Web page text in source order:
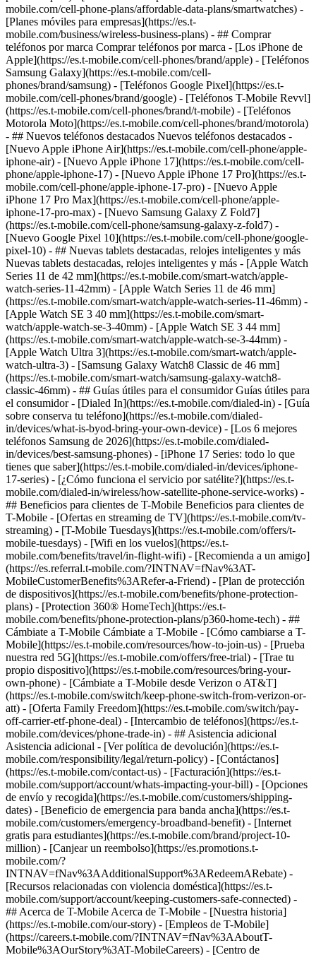
mobile.com/cell-phone-plans/affordable-data-plans/smartwatches) -
[Planes móviles para empresas](https://es.t-
mobile.com/business/wireless-business-plans) - ## Comprar
teléfonos por marca Comprar teléfonos por marca - [Los iPhone de
Apple](https://es.t-mobile.com/cell-phones/brand/apple) - [Teléfonos
Samsung Galaxy](https://es.t-mobile.com/cell-
phones/brand/samsung) - [Teléfonos Google Pixel](https://es.t-
mobile.com/cell-phones/brand/google) - [Teléfonos T-Mobile Revvl]
(https://es.t-mobile.com/cell-phones/brand/t-mobile) - [Teléfonos
Motorola Moto](https://es.t-mobile.com/cell-phones/brand/motorola)
- ## Nuevos teléfonos destacados Nuevos teléfonos destacados -
[Nuevo Apple iPhone Air](https://es.t-mobile.com/cell-phone/apple-
iphone-air) - [Nuevo Apple iPhone 17](https://es.t-mobile.com/cell-
phone/apple-iphone-17) - [Nuevo Apple iPhone 17 Pro](https://es.t-
mobile.com/cell-phone/apple-iphone-17-pro) - [Nuevo Apple
iPhone 17 Pro Max](https://es.t-mobile.com/cell-phone/apple-
iphone-17-pro-max) - [Nuevo Samsung Galaxy Z Fold7]
(https://es.t-mobile.com/cell-phone/samsung-galaxy-z-fold7) -
[Nuevo Google Pixel 10](https://es.t-mobile.com/cell-phone/google-
pixel-10) - ## Nuevas tablets destacadas, relojes inteligentes y más
Nuevas tablets destacadas, relojes inteligentes y más - [Apple Watch
Series 11 de 42 mm](https://es.t-mobile.com/smart-watch/apple-
watch-series-11-42mm) - [Apple Watch Series 11 de 46 mm]
(https://es.t-mobile.com/smart-watch/apple-watch-series-11-46mm) -
[Apple Watch SE 3 40 mm](https://es.t-mobile.com/smart-
watch/apple-watch-se-3-40mm) - [Apple Watch SE 3 44 mm]
(https://es.t-mobile.com/smart-watch/apple-watch-se-3-44mm) -
[Apple Watch Ultra 3](https://es.t-mobile.com/smart-watch/apple-
watch-ultra-3) - [Samsung Galaxy Watch8 Classic de 46 mm]
(https://es.t-mobile.com/smart-watch/samsung-galaxy-watch8-
classic-46mm) - ## Guías útiles para el consumidor Guías útiles para
el consumidor - [Dialed In](https://es.t-mobile.com/dialed-in) - [Guía
sobre conserva tu teléfono](https://es.t-mobile.com/dialed-
in/devices/what-is-byod-bring-your-own-device) - [Los 6 mejores
teléfonos Samsung de 2026](https://es.t-mobile.com/dialed-
in/devices/best-samsung-phones) - [iPhone 17 Series: todo lo que
tienes que saber](https://es.t-mobile.com/dialed-in/devices/iphone-
17-series) - [¿Cómo funciona el servicio por satélite?](https://es.t-
mobile.com/dialed-in/wireless/how-satellite-phone-service-works) -
## Beneficios para clientes de T-Mobile Beneficios para clientes de
T-Mobile - [Ofertas en streaming de TV](https://es.t-mobile.com/tv-
streaming) - [T-Mobile Tuesdays](https://es.t-mobile.com/offers/t-
mobile-tuesdays) - [Wifi en los vuelos](https://es.t-
mobile.com/benefits/travel/in-flight-wifi) - [Recomienda a un amigo]
(https://es.referral.t-mobile.com/?INTNAV=fNav%3AT-
MobileCustomerBenefits%3ARefer-a-Friend) - [Plan de protección
de dispositivos](https://es.t-mobile.com/benefits/phone-protection-
plans) - [Protection 360® HomeTech](https://es.t-
mobile.com/benefits/phone-protection-plans/p360-home-tech) - ##
Cámbiate a T-Mobile Cámbiate a T-Mobile - [Cómo cambiarse a T-
Mobile](https://es.t-mobile.com/resources/how-to-join-us) - [Prueba
nuestra red 5G](https://es.t-mobile.com/offers/free-trial) - [Trae tu
propio dispositivo](https://es.t-mobile.com/resources/bring-your-
own-phone) - [Cámbiate a T-Mobile desde Verizon o AT&T]
(https://es.t-mobile.com/switch/keep-phone-switch-from-verizon-or-
att) - [Oferta Family Freedom](https://es.t-mobile.com/switch/pay-
off-carrier-etf-phone-deal) - [Intercambio de teléfonos](https://es.t-
mobile.com/devices/phone-trade-in) - ## Asistencia adicional
Asistencia adicional - [Ver política de devolución](https://es.t-
mobile.com/responsibility/legal/return-policy) - [Contáctanos]
(https://es.t-mobile.com/contact-us) - [Facturación](https://es.t-
mobile.com/support/account/whats-impacting-your-bill) - [Opciones
de envío y recogida](https://es.t-mobile.com/customers/shipping-
dates) - [Beneficio de emergencia para banda ancha](https://es.t-
mobile.com/customers/emergency-broadband-benefit) - [Internet
gratis para estudiantes](https://es.t-mobile.com/brand/project-10-
million) - [Canjear un reembolso](https://es.promotions.t-
mobile.com/?
INTNAV=fNav%3AAdditionalSupport%3ARedeemARebate) -
[Recursos relacionadas con violencia doméstica](https://es.t-
mobile.com/support/account/keeping-customers-safe-connected) -
## Acerca de T-Mobile Acerca de T-Mobile - [Nuestra historia]
(https://es.t-mobile.com/our-story) - [Empleos de T-Mobile]
(https://careers.t-mobile.com/?INTNAV=fNav%3AAboutT-
Mobile%3AOurStory%3AT-MobileCareers) - [Centro de